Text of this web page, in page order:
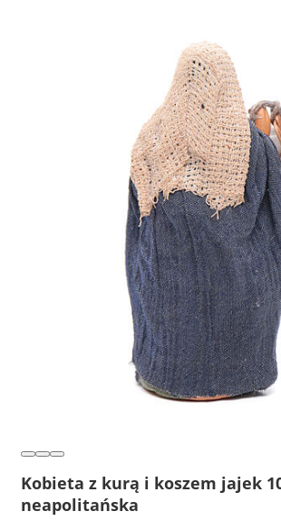
Kobieta z kurą i koszem jajek
neapolitańska